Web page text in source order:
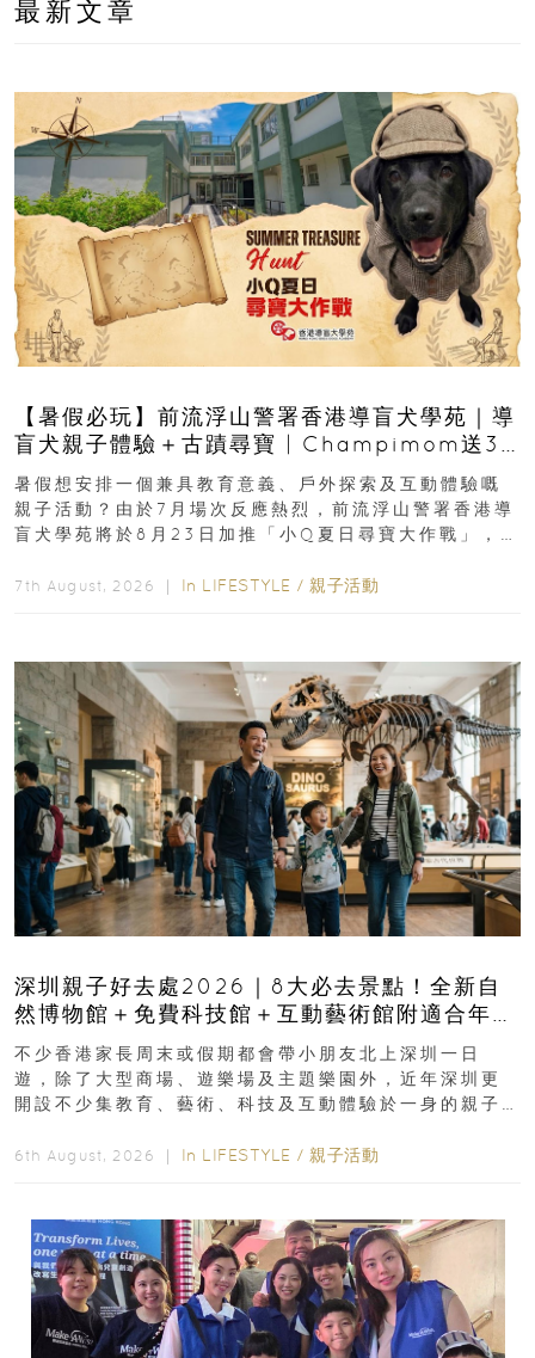
最新文章
【暑假必玩】前流浮山警署香港導盲犬學苑｜導
盲犬親子體驗＋古蹟尋寶 | Champimom送3
組免費名額
暑假想安排一個兼具教育意義、戶外探索及互動體驗嘅
親子活動？由於7月場次反應熱烈，前流浮山警署香港導
盲犬學苑將於8月23日加推「小Q夏日尋寶大作戰」，家
7th August, 2026 ｜ In LIFESTYLE / 親子活動
深圳親子好去處2026｜8大必去景點！全新自
然博物館＋免費科技館＋互動藝術館附適合年
齡、交通、門票、開放時間
不少香港家長周末或假期都會帶小朋友北上深圳一日
遊，除了大型商場、遊樂場及主題樂園外，近年深圳更
開設不少集教育、藝術、科技及互動體驗於一身的親子
6th August, 2026 ｜ In LIFESTYLE / 親子活動